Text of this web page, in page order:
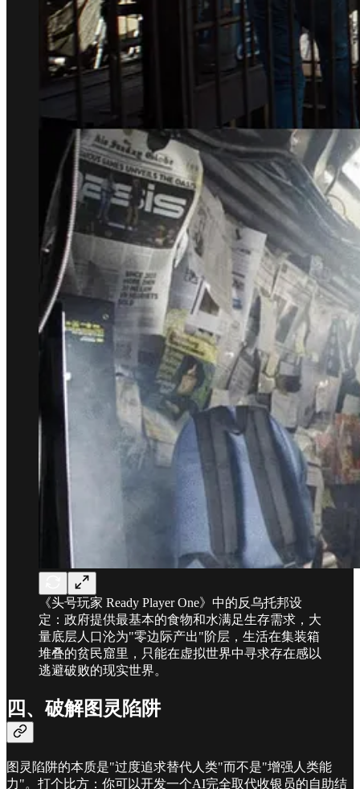
《头号玩家 Ready Player One》中的反乌托邦设
定：政府提供最基本的食物和水满足生存需求，大
量底层人口沦为"零边际产出"阶层，生活在集装箱
堆叠的贫民窟里，只能在虚拟世界中寻求存在感以
逃避破败的现实世界。
四、破解图灵陷阱
图灵陷阱的本质是"过度追求替代人类"而不是"增强人类能
力"。打个比方：你可以开发一个AI完全取代收银员的自助结